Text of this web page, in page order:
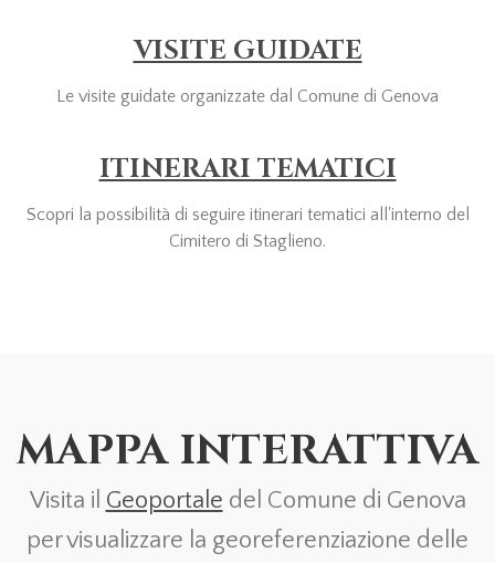
VISITE GUIDATE
Le visite guidate organizzate dal Comune di Genova
ITINERARI TEMATICI
Scopri la possibilità di seguire itinerari tematici all'interno del
Cimitero di Staglieno.
MAPPA INTERATTIVA
Visita il Geoportale del Comune di Genova
per visualizzare la georeferenziazione delle